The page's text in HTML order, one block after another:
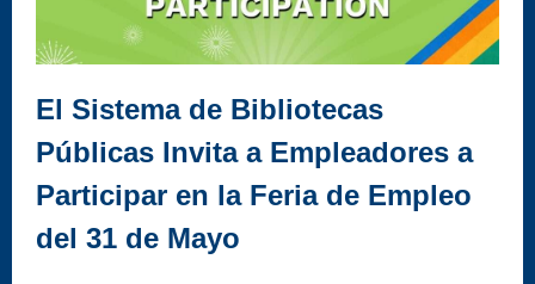
El Sistema de Bibliotecas
Públicas Invita a Empleadores a
Participar en la Feria de Empleo
del 31 de Mayo